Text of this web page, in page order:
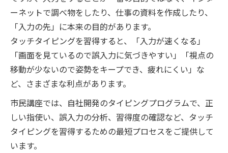
ーネットで調べ物をしたり、仕事の資料を作成したり、
「入力の先」に本来の目的があります。
タッチタイピングを習得すると、「入力が速くなる」
「画面を見ているので誤入力に気づきやすい」「視点の
移動が少ないので姿勢をキープでき、疲れにくい」な
ど、さまざまな利点があります。
市民講座では、自社開発のタイピングプログラムで、正
しい指使い、誤入力の分析、習得度の確認など、タッチ
タイピングを習得するための最短プロセスをご提供して
います。